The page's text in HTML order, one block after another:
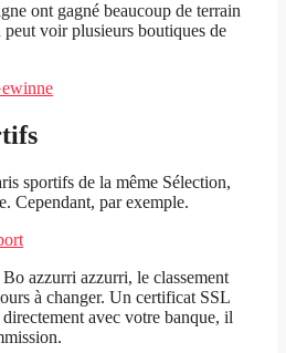
ont gagné beaucoup de terrain
peut voir plusieurs boutiques de
sportifs de la même Sélection,
Cependant, par exemple.
azzurri azzurri, le classement
à changer. Un certificat SSL
avec votre banque, il